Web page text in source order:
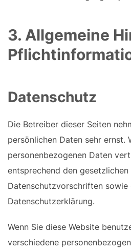
3. Allgemeine
Datenschutz
Die Betreiber dieser Seiten
persönlichen Daten sehr ernst.
personenbezogenen Daten
entsprechend den gesetzlichen
Datenschutzvorschriften sowie
Datenschutzerklärung.
Wenn Sie diese Website
verschiedene